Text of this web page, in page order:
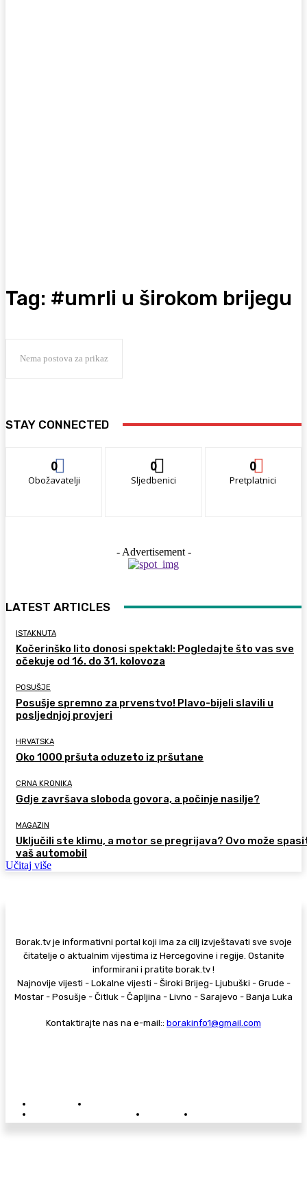
Tag: #umrli u širokom brijegu
Nema postova za prikaz
STAY CONNECTED
0
Obožavatelji
0
Sljedbenici
0
Pretplatnici
- Advertisement -
LATEST ARTICLES
ISTAKNUTA
Kočerinško lito donosi spektakl: Pogledajte što vas sve
očekuje od 16. do 31. kolovoza
POSUŠJE
Posušje spremno za prvenstvo! Plavo-bijeli slavili u
posljednjoj provjeri
HRVATSKA
Oko 1000 pršuta oduzeto iz pršutane
CRNA KRONIKA
Gdje završava sloboda govora, a počinje nasilje?
MAGAZIN
Uključili ste klimu, a motor se pregrijava? Ovo može
vaš automobil
Učitaj više
Borak.tv je informativni portal koji ima za cilj izvještavati sve svoje
čitatelje o aktualnim vijestima iz Hercegovine i regije. Ostanite
informirani i pratite borak.tv !
Najnovije vijesti - Lokalne vijesti - Široki Brijeg- Ljubuški - Grude -
Mostar - Posušje - Čitluk - Čapljina - Livno - Sarajevo - Banja Luka
Kontaktirajte nas na e-mail:: borakinfo1@gmail.com